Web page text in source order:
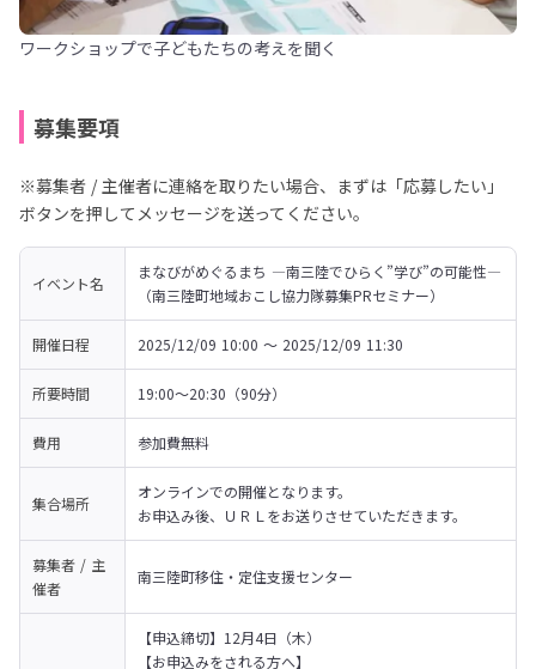
ワークショップで子どもたちの考えを聞く
募集要項
※募集者 / 主催者に連絡を取りたい場合、まずは「応募したい」
ボタンを押してメッセージを送ってください。
イベント名
まなびがめぐるまち ―南三陸でひらく”学び”の可能性—
（南三陸町地域おこし協力隊募集PRセミナー）
開催日程 2025/12/09 10:00 〜 2025/12/09 11:30
所要時間 19:00～20:30（90分）
費用 参加費無料
集合場所
オンラインでの開催となります。
お申込み後、ＵＲＬをお送りさせていただきます。
募集者 / 主
催者
南三陸町移住・定住支援センター
【申込締切】12月4日（木）
【お申込みをされる方へ】